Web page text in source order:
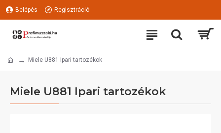
Belépés Regisztráció
Miele U881 Ipari tartozékok
Miele U881 Ipari tartozékok